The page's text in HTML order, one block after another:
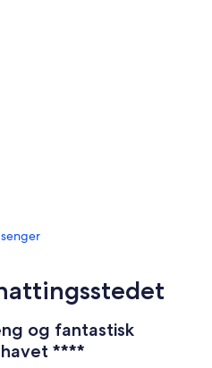
og fantastisk
****